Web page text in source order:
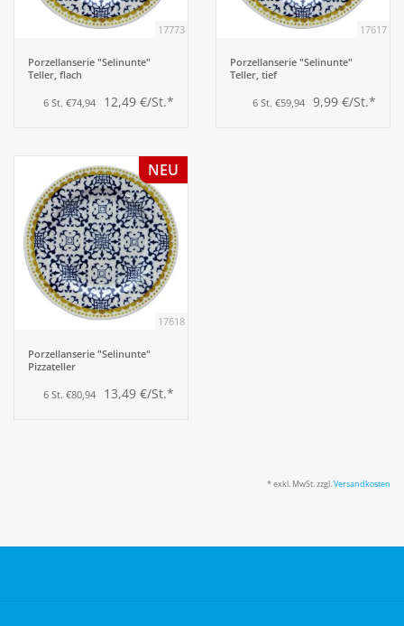
Einrichtung
Berufsbekleidung
Küchentechnik
Küchenmöbel
17773
Porzellanserie "Selinunte"
Teller, flach
6 St. €74,94 12,49 €/St.*
17617
Porzellanserie "Selinunte"
Teller, tief
6 St. €59,94 9,99 €/St.*
NEU
17618
Porzellanserie "Selinunte"
Pizzateller
6 St. €80,94 13,49 €/St.*
* exkl. MwSt. zzgl.Versandkosten